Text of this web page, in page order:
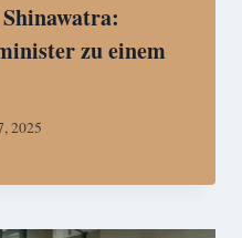
zu einem
2025